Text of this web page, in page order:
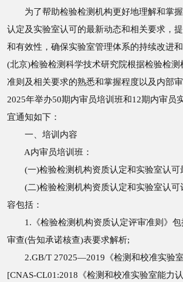
为了帮助检验检测机构更好地理解和掌握
认定及实验室认可的最新动态和相关要求，
和有效性，确保实验室管理体系的持续改进
(北京)检验检测科学技术研究院根据检验检
准则及相关要求的熟悉和掌握程度以及内部
2025年举办50期内审员培训班和12期内审员
宜通知如下：
一、培训内容
A内审员培训班：
(一)检验检测机构资质认定和实验室认可
(二)检验检测机构资质认定和实验室认可
容包括：
1.《检验检测机构资质认定评审准则》包
审查(告知承诺核查)表要求解析;
2.GB/T 27025—2019《检测和校准实验室
[CNAS-CL01:2018《检测和校准实验室能力